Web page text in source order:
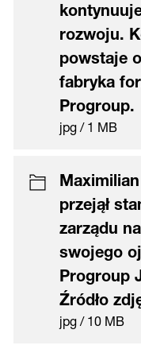
rozwoju.
powstaje
fabryka
Progroup.
jpg / 1 MB
przejął
zarządu
swojego
Progroup
Źródło
jpg / 10 MB